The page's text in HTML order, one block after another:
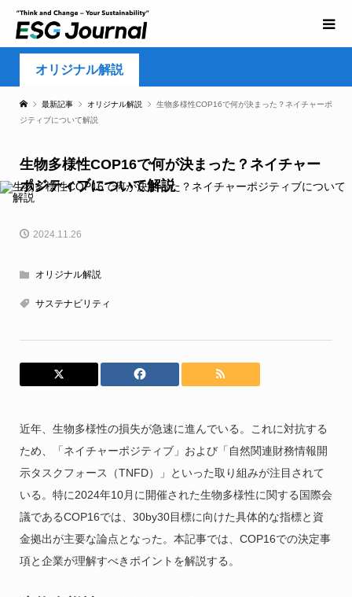
オリジナル解説
最新記事 オリジナル解説
生物多様性COP16で何が決まった？ネイチャーポ
ジティブについて解説
生物多様性COP16で何が決まった？ネイチャー
ポジティブについて解説
2024.11.26
オリジナル解説
サステナビリティ
近年、生物多様性の損失が急速に進んでいる。これに対抗する
ため、「ネイチャーポジティブ」および「自然関連財務情報開
示タスクフォース（TNFD）」といった取り組みが注目されて
いる。特に2024年10月に開催された生物多様性に関する国際会
議であるCOP16では、30by30目標に向けた具体的な指標と資
金拠出が主要な論点となった。本記事では、COP16での決定事
項と企業が理解すべきポイントを解説する。